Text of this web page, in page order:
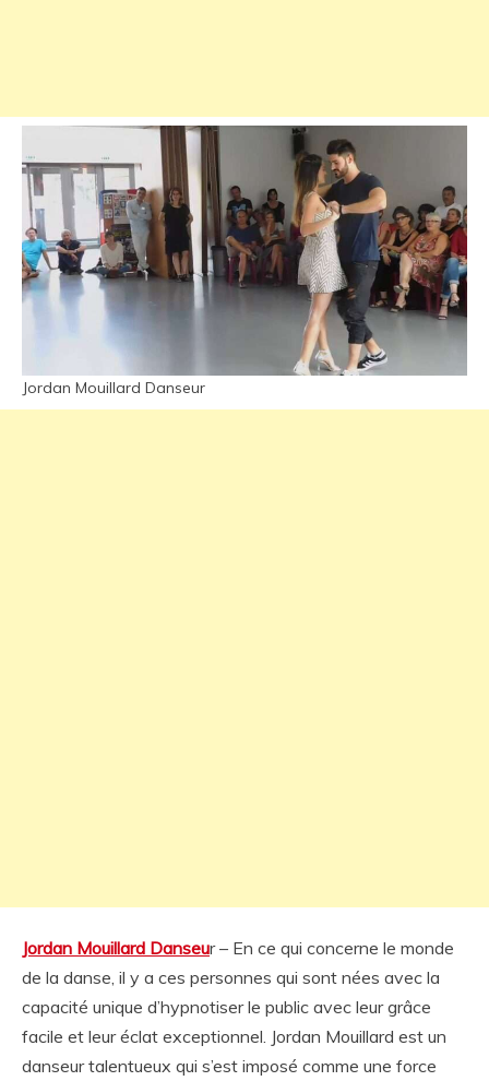
Jordan Mouillard Danseur
Jordan Mouillard Danseur – En ce qui concerne le monde
de la danse, il y a ces personnes qui sont nées avec la
capacité unique d’hypnotiser le public avec leur grâce
facile et leur éclat exceptionnel. Jordan Mouillard est un
danseur talentueux qui s’est imposé comme une force